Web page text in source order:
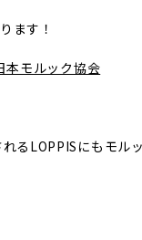
ます！
モルック協会
るLOPPISにもモル